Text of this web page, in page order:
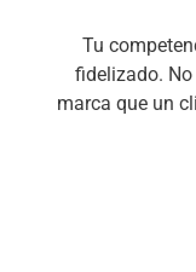
Tu
fidelizado.
marca que un